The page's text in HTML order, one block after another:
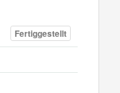
Fertiggestellt